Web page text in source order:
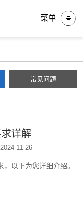
菜单
常见问题
详解
11-26
，以下为您详细介绍。